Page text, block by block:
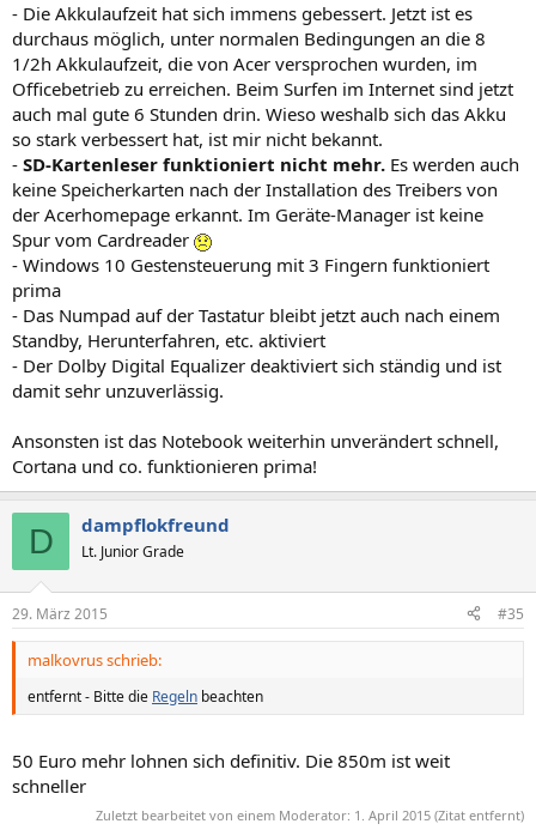
- Die Akkulaufzeit hat sich immens gebessert. Jetzt ist es
durchaus möglich, unter normalen Bedingungen an die 8
1/2h Akkulaufzeit, die von Acer versprochen wurden, im
Officebetrieb zu erreichen. Beim Surfen im Internet sind jetzt
auch mal gute 6 Stunden drin. Wieso weshalb sich das Akku
so stark verbessert hat, ist mir nicht bekannt.
- SD-Kartenleser funktioniert nicht mehr. Es werden auch
keine Speicherkarten nach der Installation des Treibers von
der Acerhomepage erkannt. Im Geräte-Manager ist keine
Spur vom Cardreader
- Windows 10 Gestensteuerung mit 3 Fingern funktioniert
prima
- Das Numpad auf der Tastatur bleibt jetzt auch nach einem
Standby, Herunterfahren, etc. aktiviert
- Der Dolby Digital Equalizer deaktiviert sich ständig und ist
damit sehr unzuverlässig.
Ansonsten ist das Notebook weiterhin unverändert schnell,
Cortana und co. funktionieren prima!
D dampflokfreund
Lt. Junior Grade
29. März 2015 #35
malkovrus schrieb:
entfernt - Bitte die Regeln beachten
50 Euro mehr lohnen sich definitiv. Die 850m ist weit
schneller
Zuletzt bearbeitet von einem Moderator: 1. April 2015 (Zitat entfernt)